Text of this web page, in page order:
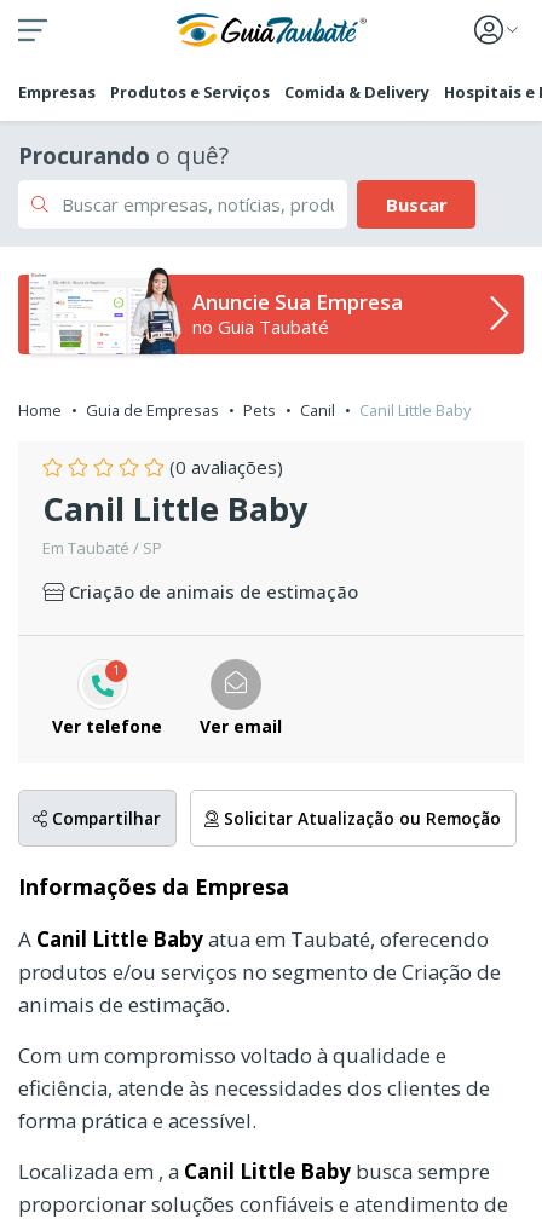
Empresas Produtos e Serviços Comida & Delivery Hospitais e
Procurando o quê?
Buscar
Anuncie Sua Empresa
no Guia Taubaté
Home Guia de Empresas Pets Canil Canil Little Baby
(0 avaliações)
Canil Little Baby
Em Taubaté / SP
Criação de animais de estimação
1
Ver telefone Ver email
Compartilhar Solicitar Atualização ou Remoção
Informações da Empresa
A Canil Little Babyatua em Taubaté, oferecendo
produtos e/ou serviços no segmento de Criação de
animais de estimação.
Com um compromisso voltado à qualidade e
eficiência, atende às necessidades dos clientes de
forma prática e acessível.
Localizada em , a Canil Little Baby busca sempre
proporcionar soluções confiáveis e atendimento de